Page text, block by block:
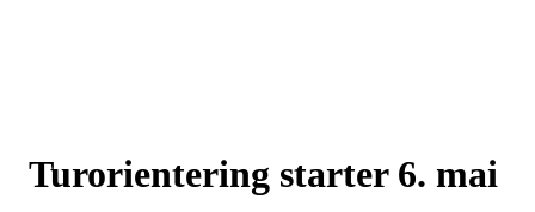
Turorientering starter 6. mai